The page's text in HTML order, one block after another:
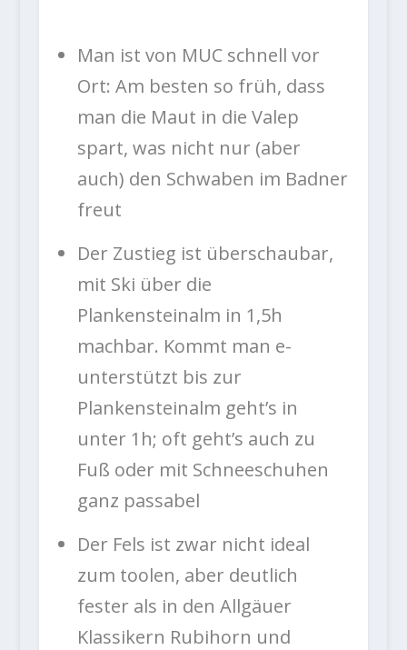
Man ist von MUC schnell vor
Ort: Am besten so früh, dass
man die Maut in die Valep
spart, was nicht nur (aber
auch) den Schwaben im Badner
freut
Der Zustieg ist überschaubar,
mit Ski über die
Plankensteinalm in 1,5h
machbar. Kommt man e-
unterstützt bis zur
Plankensteinalm geht’s in
unter 1h; oft geht’s auch zu
Fuß oder mit Schneeschuhen
ganz passabel
Der Fels ist zwar nicht ideal
zum toolen, aber deutlich
fester als in den Allgäuer
Klassikern Rubihorn und